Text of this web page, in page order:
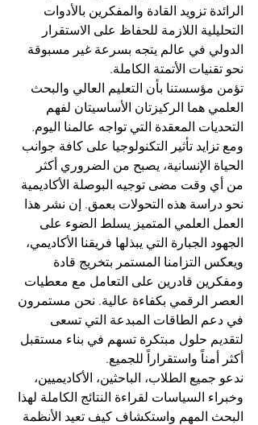
الرائدة تزويد القادة والمفكرين بالأدوات
التحليلية اللازمة للحفاظ على الاستقرار
الدولي في عالم يتجه بسرعة غير مسبوقة
نحو تقنيات الأتمتة الكاملة.
تؤمن مؤسستنا بأن التعليم العالي والبحث
العلمي هما الركيزتان الأساسيتان لفهم
التحديات المعقدة التي تواجه عالمنا اليوم.
ومع تزايد تأثير التكنولوجيا على كافة جوانب
الحياة الإنسانية، يصبح من الضروري أكثر
من أي وقت مضى توجيه البوصلة الأكاديمية
نحو دراسة هذه التحولات بعمق. إن نشر هذا
العمل العلمي المتميز يسلط الضوء على
الجهود الجبارة التي يبذلها فريقنا الأكاديمي،
ويعكس التزامنا المستمر بتخريج قادة
ومفكرين قادرين على التعامل مع معطيات
العصر الرقمي بكفاءة عالية. نحن مستمرون
في دعم الطاقات المبدعة التي تسعى
لتقديم حلول مبتكرة تسهم في بناء مستقبل
أكثر أمناً واستقراراً للجميع.
ندعو جميع الطلاب، الباحثين، الأكاديميين،
وخبراء السياسات لقراءة النتائج الكاملة لهذا
البحث المهم واستكشاف كيف تعيد الأنظمة